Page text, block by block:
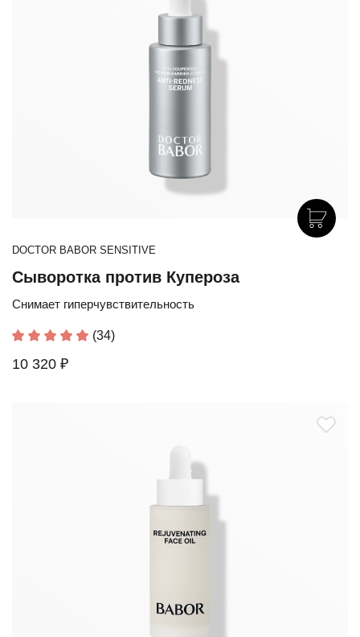
DOCTOR BABOR SENSITIVE
Сыворотка против Купероза
Снимает гиперчувствительность
(34)
10 320 ₽